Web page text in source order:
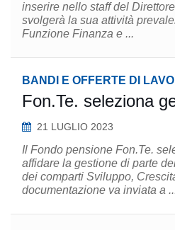
inserire nello staff del Direttore
svolgerà la sua attività
Funzione Finanza e ...
BANDI E OFFERTE DI
Fon.Te. seleziona
21 LUGLIO 2023
Il Fondo pensione Fon.Te.
affidare la gestione di parte
dei comparti Sviluppo, Crescita
documentazione va inviata a